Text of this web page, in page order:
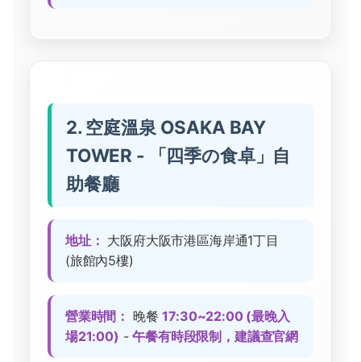
2. 空庭溫泉 OSAKA BAY
TOWER - 「四季の食卓」自
助餐廳
地址： 大阪府大阪市港區海岸通1丁目
(旅館內5樓)
營業時間： 晚餐17:30~22:00 (最晚入
場21:00) -午餐有時段限制，建議查官網